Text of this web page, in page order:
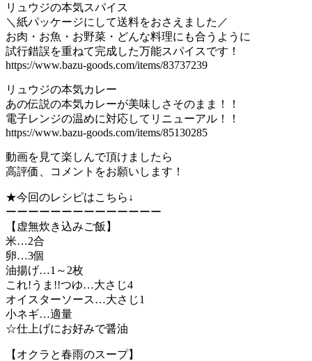
リュウジの本気スパイス
＼紙パッケージにして送料をおさえました／
お肉・お魚・お野菜・どんな料理にも合うように
試行錯誤を重ねて完成した万能スパイスです！
https://www.bazu-goods.com/items/83737239
リュウジの本気カレー
あの伝説の本気カレーが美味しさそのまま！！
電子レンジの温めに対応してリニューアル！！
https://www.bazu-goods.com/items/85130285
動画を見て楽しんで頂けましたら
高評価、コメントをお願いします！
★今回のレシピはこちら↓
ーーーーーーーーーーーーーー
【虚無炊き込みご飯】
米…2合
卵…3個
油揚げ…1～2枚
これ!うま!!つゆ…大さじ4
オイスターソース…大さじ1
小ネギ…適量
☆仕上げにお好みで醤油
【オクラと春雨のスープ】